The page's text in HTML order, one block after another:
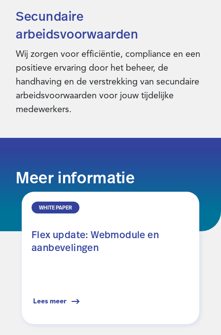
Secundaire
arbeidsvoorwaarden
Wij zorgen voor efficiëntie, compliance en een
positieve ervaring door het beheer, de
handhaving en de verstrekking van secundaire
arbeidsvoorwaarden voor jouw tijdelijke
medewerkers.
Meer informatie
WHITE PAPER
Flex update: Webmodule en
aanbevelingen
Lees meer